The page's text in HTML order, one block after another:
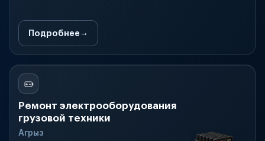
Подробнее
Ремонт электрооборудования
грузовой техники
Агрыз